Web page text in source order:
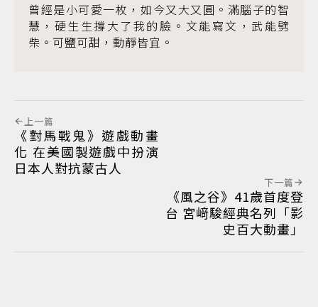
曾經是小可愛一枚，如今又大又圓。滿腦子的智
慧，硬生生撐大了我的臉。文能寫文，武能劈
柴。可鹽可甜，動靜皆宜。
上一篇
《對馬戰鬼》遊戲動畫
化 在美國製遊戲中扮演
日本人對抗蒙古人
下一篇
《風之谷》41歲首度登
台 宮﨑駿經典名列「影
史百大動畫」